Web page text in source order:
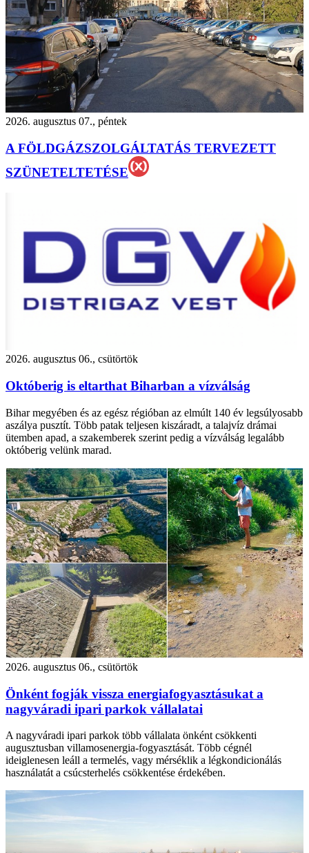
2026. augusztus 07., péntek
A FÖLDGÁZSZOLGÁLTATÁS TERVEZETT
SZÜNETELTETÉSE
2026. augusztus 06., csütörtök
Októberig is eltarthat Biharban a vízválság
Bihar megyében és az egész régióban az elmúlt 140 év legsúlyosabb
aszálya pusztít. Több patak teljesen kiszáradt, a talajvíz drámai
ütemben apad, a szakemberek szerint pedig a vízválság legalább
októberig velünk marad.
2026. augusztus 06., csütörtök
Önként fogják vissza energiafogyasztásukat a
nagyváradi ipari parkok vállalatai
A nagyváradi ipari parkok több vállalata önként csökkenti
augusztusban villamosenergia-fogyasztását. Több cégnél
ideiglenesen leáll a termelés, vagy mérséklik a légkondicionálás
használatát a csúcsterhelés csökkentése érdekében.